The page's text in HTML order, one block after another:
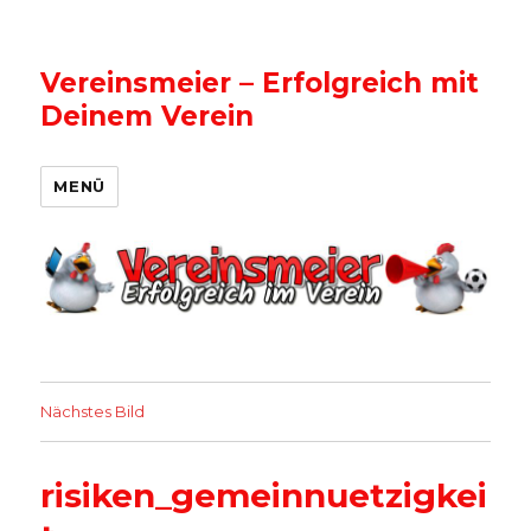
Vereinsmeier – Erfolgreich mit
Deinem Verein
MENÜ
Nächstes Bild
risiken_gemeinnuetzigkei